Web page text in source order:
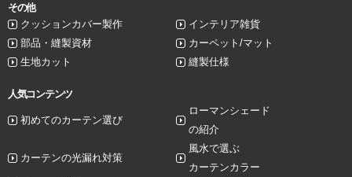
その他
クッションカバー製作
インテリア雑貨
部品・縫製資材
カーペット/マット
生地カット
縫製仕様
人気コンテンツ
初めてのカーテン選び
ローマンシェード
の紹介
カーテンの光漏れ対策
風水で選ぶ
カーテンカラー